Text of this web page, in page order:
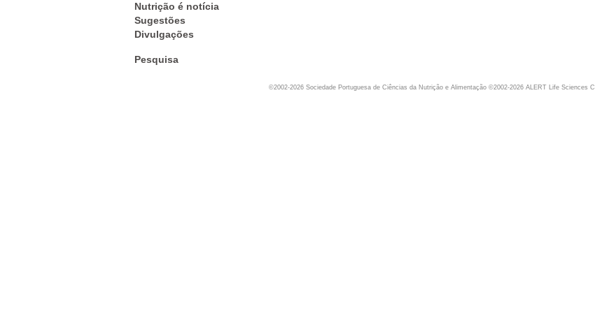
Nutrição é notícia
Sugestões
Divulgações
Pesquisa
©2002-2026 Sociedade Portuguesa de Ciências da Nutrição e Alimentação ©2002-2026 ALERT Life Sciences